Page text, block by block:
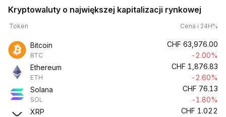
Kryptowaluty o największej kapitalizacji rynkowej
Token Cena i 24H%
Bitcoin
BTC
CHF 63,976.00
-2.00%
Ethereum
ETH
CHF 1,876.83
-2.60%
Solana
SOL
CHF 76.13
-1.80%
XRP
CHF 1.022